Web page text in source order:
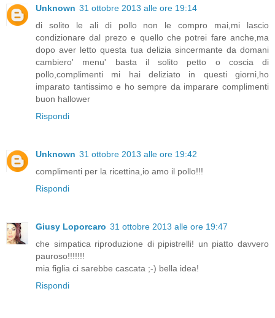
Unknown 31 ottobre 2013 alle ore 19:14
di solito le ali di pollo non le compro mai,mi lascio
condizionare dal prezo e quello che potrei fare anche,ma
dopo aver letto questa tua delizia sincermante da domani
cambiero' menu' basta il solito petto o coscia di
pollo,complimenti mi hai deliziato in questi giorni,ho
imparato tantissimo e ho sempre da imparare complimenti
buon hallower
Rispondi
Unknown 31 ottobre 2013 alle ore 19:42
complimenti per la ricettina,io amo il pollo!!!
Rispondi
Giusy Loporcaro 31 ottobre 2013 alle ore 19:47
che simpatica riproduzione di pipistrelli! un piatto davvero
pauroso!!!!!!!
mia figlia ci sarebbe cascata ;-) bella idea!
Rispondi